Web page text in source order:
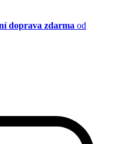
doprava zdarma od